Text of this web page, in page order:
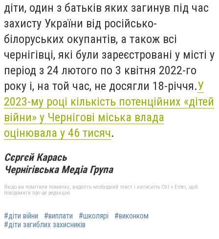
діти, один з батьків яких загинув під час
захисту України від російсько-
білоруських окупантів, а також всі
чернігівці, які були зареєстровані у місті у
період з 24 лютого по 3 квітня 2022-го
року і, на той час, не досягли 18-річчя.У
2023-му році кількість потенційних «дітей
війни» у Чернігові міська влада
оцінювала у 46 тисяч.
Сєргєй Карась
Чернігівська Медіа Група
Якщо ви помітили помилку, виділіть необхідний текст і натисніть Ctrl + Enter, щоб
повідомити про це редакцію
#діти війни #виплати #школярі
#виконком
#діти загиблих захисників